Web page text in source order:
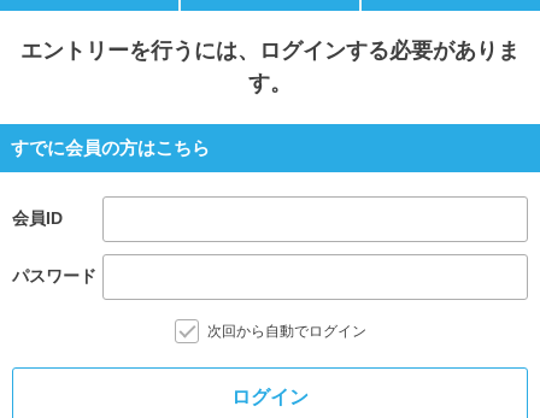
エントリーを行うには、ログインする必要がありま
す。
すでに会員の方はこちら
会員ID
パスワード
次回から自動でログイン
ログイン